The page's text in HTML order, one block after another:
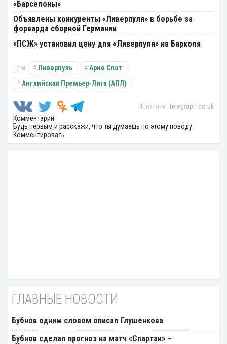
«Барселоны»
Объявлены конкуренты «Ливерпуля» в борьбе за
форварда сборной Германии
«ПСЖ» установил цену для «Ливерпуля» на Барколя
Ливерпуль
Арне Слот
Английская Премьер-Лига (АПЛ)
telegraph.co.uk
Комментарии
Будь первым и расскажи, что ты думаешь по этому поводу.
Комментировать
ГЛАВНЫЕ НОВОСТИ
Бубнов одним словом описал Глушенкова
Бубнов сделал прогноз на матч «Спартак» –